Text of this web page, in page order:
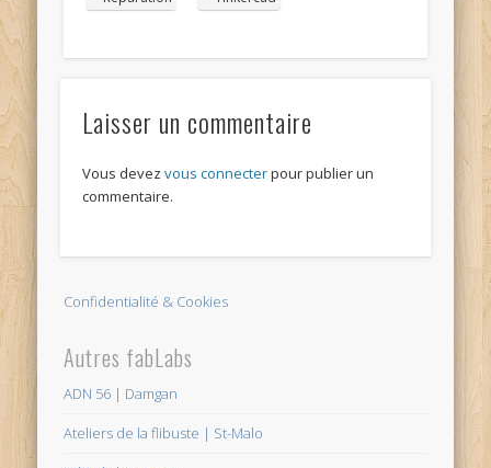
Laisser un commentaire
Vous devez vous connecterpour publier un
commentaire.
Confidentialité & Cookies
Autres fabLabs
ADN 56 | Damgan
Ateliers de la flibuste | St-Malo